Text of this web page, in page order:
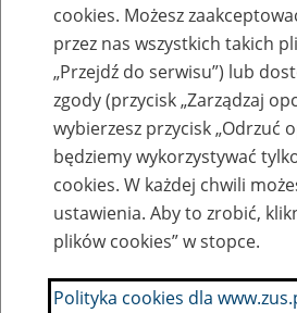
Baza
przekształconych
Nazwa zakładu pracy:
SZUKAJ
cookies. Możesz
przez nas wszystkich takich
„Przejdź do serwisu”) lub
zgody (przycisk „Zarządzaj
wybierzesz przycisk „Odrzuć
będziemy wykorzystywać
cookies. W każdej chwili
ustawienia. Aby to zrobić,
plików cookies” w stopce.
Polityka cookies dla